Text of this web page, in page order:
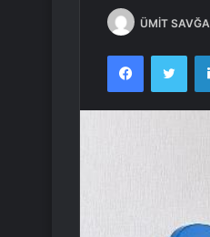
ÜMİT SAVĞA
Facebook